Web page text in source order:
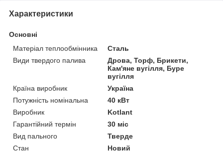
Характеристики
Основні
Матеріал теплообмінника
Сталь
Види твердого палива
Дрова, Торф, Брикети,
Кам'яне вугілля, Буре
вугілля
Країна виробник
Україна
Потужність номінальна
40 кВт
Виробник
Kotlant
Гарантійний термін
30 міс
Вид пального
Тверде
Стан
Новий